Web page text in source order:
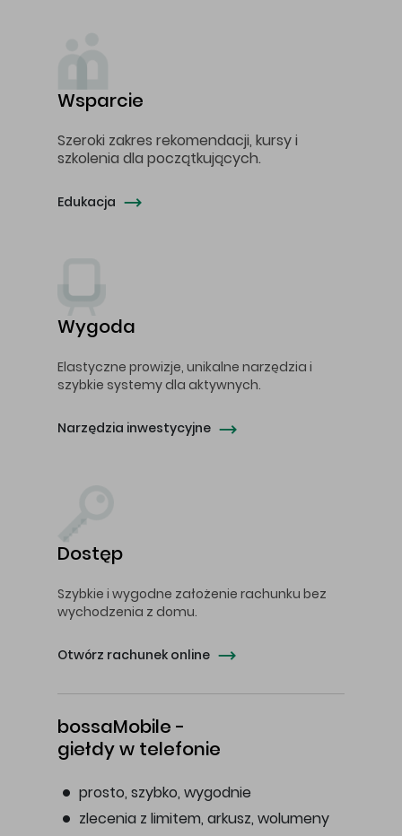
Wsparcie
Szeroki zakres rekomendacji, kursy i
szkolenia dla początkujących.
Edukacja
Wygoda
Elastyczne prowizje, unikalne narzędzia i
szybkie systemy dla aktywnych.
Narzędzia inwestycyjne
Dostęp
Szybkie i wygodne założenie rachunku bez
wychodzenia z domu.
Otwórz rachunek online
bossaMobile -
giełdy w telefonie
prosto, szybko, wygodnie
zlecenia z limitem, arkusz, wolumeny